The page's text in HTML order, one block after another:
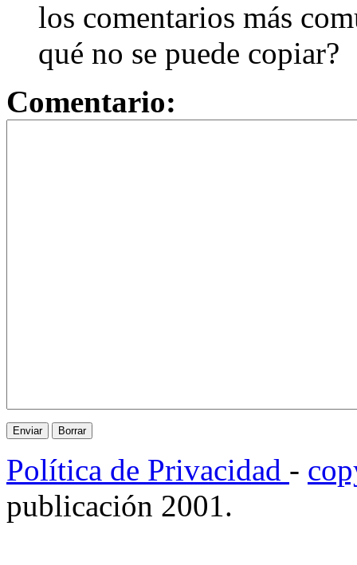
los comentarios más
qué no se puede copiar?
Comentario:
Política de Privacidad -
publicación 2001.